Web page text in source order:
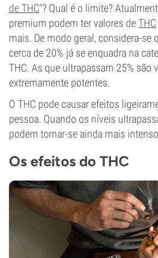
de THC"? Qual é o limite?
premium podem ter valores deTHC
mais. De modo geral, considera-se
cerca de 20% já se enquadra na
THC. As que ultrapassam 25% são
extremamente potentes.
O THC pode causar efeitos
pessoa. Quando os níveis
podem tornar-se ainda mais
Os efeitos do THC